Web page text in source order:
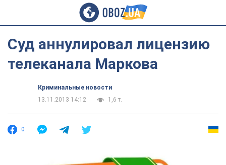
Суд аннулировал лицензию
телеканала Маркова
Криминальные новости
13.11.2013 14:12
1,6 т.
0